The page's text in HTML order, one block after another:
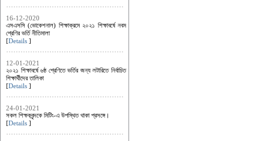
16-12-2020
এসএসসি (ভোকেশনাল) শিক্ষাক্রমে ২০২১ শিক্ষাবর্ষে নবম
শ্রেণির ভর্তি নীতিমালা
[Details ]
12-01-2021
২০২১ শিক্ষাবর্ষে ৬ষ্ঠ শ্রেণিতে ভর্তির জন্য লটারিতে নির্বাচিত
শিক্ষার্থীদের তালিকা
[Details ]
24-01-2021
সকল শিক্ষকবৃন্দকে মিটিং-এ উপস্থিত থাকা প্রসঙ্গে।
[Details ]